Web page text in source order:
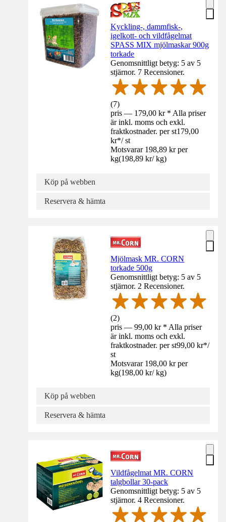
Kyckling-, dammfisk-,
igelkott- och vildfågelmat
SPASS MIX mjölmaskar 900g
torkade
Genomsnittligt betyg: 5 av 5
stjärnor. 7 Recensioner.
(7)
pris — 179,00 kr * Alla priser
är inkl. moms och exkl.
fraktkostnader. per st179,00
kr*/ st
Motsvarar 198,89 kr per
kg(198,89 kr/ kg)
Köp på webben
Reservera & hämta
Mjölmask MR. CORN
torkade 500g
Genomsnittligt betyg: 5 av 5
stjärnor. 2 Recensioner.
(2)
pris — 99,00 kr * Alla priser
är inkl. moms och exkl.
fraktkostnader. per st99,00 kr*/
st
Motsvarar 198,00 kr per
kg(198,00 kr/ kg)
Köp på webben
Reservera & hämta
Vildfågelmat MR. CORN
talgbollar 30-pack
Genomsnittligt betyg: 5 av 5
stjärnor. 4 Recensioner.